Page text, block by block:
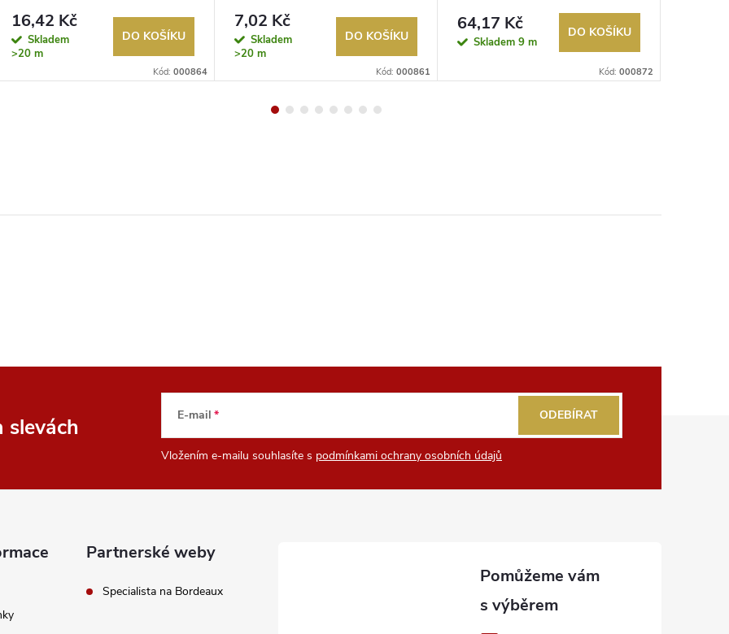
16,42 Kč
Skladem
>20 m
DO KOŠÍKU
Kód: 000864
7,02 Kč
Skladem
>20 m
DO KOŠÍKU
Kód: 000861
64,17 Kč
Skladem 9 m
DO KOŠÍKU
Kód: 000872
slevách E-mail
Vložením e-mailu souhlasíte s podmínkami ochrany osobních údajů
ODEBÍRAT
Partnerské weby
Specialista na Bordeaux